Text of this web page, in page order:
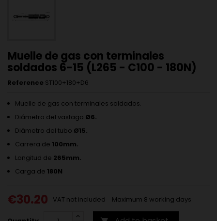
Muelle de gas con terminales
soldados 6-15 (L265 - C100 - 180N)
Reference ST100+180+D6
Muelle de gas con terminales soldados.
Diámetro del vastago Ø6.
Diámetro del tubo Ø15.
Carrera de 100mm.
Longitud de 265mm.
Carga de 180N
€30.20 VAT not included Maximum 8 working days